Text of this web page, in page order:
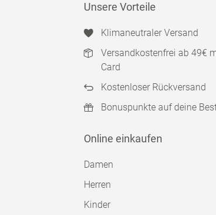
Unsere Vorteile
Klimaneutraler Versand
Versandkostenfrei ab 49€
Card
Kostenloser Rückversand
Bonuspunkte auf deine
Online einkaufen
Damen
Herren
Kinder